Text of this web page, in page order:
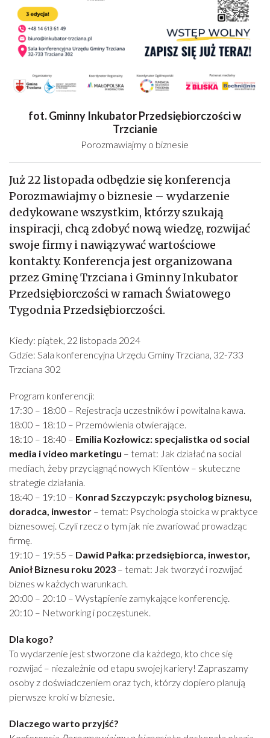
fot. Gminny Inkubator Przedsiębiorczości w
Trzcianie
Porozmawiajmy o biznesie
Już 22 listopada odbędzie się konferencja
Porozmawiajmy o biznesie – wydarzenie
dedykowane wszystkim, którzy szukają
inspiracji, chcą zdobyć nową wiedzę, rozwijać
swoje firmy i nawiązywać wartościowe
kontakty. Konferencja jest organizowana
przez Gminę Trzciana i Gminny Inkubator
Przedsiębiorczości w ramach Światowego
Tygodnia Przedsiębiorczości.
Kiedy: piątek, 22 listopada 2024
Gdzie: Sala konferencyjna Urzędu Gminy Trzciana, 32-733
Trzciana 302
Program konferencji:
17:30 – 18:00 – Rejestracja uczestników i powitalna kawa.
18:00 – 18:10 – Przemówienia otwierające.
18:10 – 18:40 – Emilia Kozłowicz: specjalistka od social
media i video marketingu – temat: Jak działać na social
mediach, żeby przyciągnąć nowych Klientów – skuteczne
strategie działania.
18:40 – 19:10 – Konrad Szczypczyk: psycholog biznesu,
doradca, inwestor – temat: Psychologia stoicka w praktyce
biznesowej. Czyli rzecz o tym jak nie zwariować prowadząc
firmę.
19:10 – 19:55 – Dawid Pałka: przedsiębiorca, inwestor,
Anioł Biznesu roku 2023 – temat: Jak tworzyć i rozwijać
biznes w każdych warunkach.
20:00 – 20:10 – Wystąpienie zamykające konferencję.
20:10 – Networking i poczęstunek.
Dla kogo?
To wydarzenie jest stworzone dla każdego, kto chce się
rozwijać – niezależnie od etapu swojej kariery! Zapraszamy
osoby z doświadczeniem oraz tych, którzy dopiero planują
pierwsze kroki w biznesie.
Dlaczego warto przyjść?